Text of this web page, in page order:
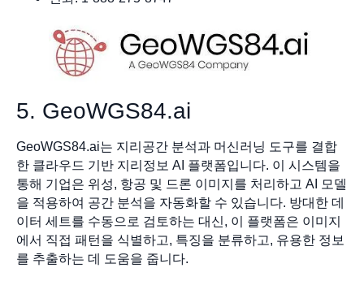
5. GeoWGS84.ai
GeoWGS84.ai는 지리공간 분석과 머신러닝 도구를 결합
한 클라우드 기반 지리정보 AI 플랫폼입니다. 이 시스템을
통해 기업은 위성, 항공 및 드론 이미지를 처리하고 AI 모델
을 적용하여 공간 분석을 자동화할 수 있습니다. 방대한 데
이터 세트를 수동으로 검토하는 대신, 이 플랫폼은 이미지
에서 직접 패턴을 식별하고, 특징을 분류하고, 유용한 정보
를 추출하는 데 도움을 줍니다.